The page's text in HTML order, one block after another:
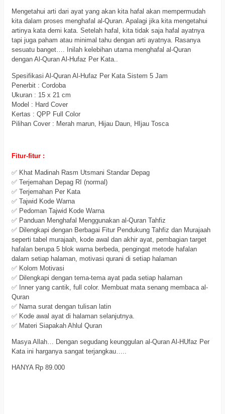
Mengetahui arti dari ayat yang akan kita hafal akan mempermudah
kita dalam proses menghafal al-Quran. Apalagi jika kita mengetahui
artinya kata demi kata. Setelah hafal, kita tidak saja hafal ayatnya
tapi juga paham atau minimal tahu dengan arti ayatnya. Rasanya
sesuatu banget…. Inilah kelebihan utama menghafal al-Quran
dengan Al-Quran Al-Hufaz Per Kata..
Spesifikasi Al-Quran Al-Hufaz Per Kata Sistem 5 Jam
Penerbit : Cordoba
Ukuran : 15 x 21 cm
Model : Hard Cover
Kertas : QPP Full Color
Pilihan Cover : Merah marun, Hijau Daun, HIjau Tosca
Fitur-fitur :
✅ Khat Madinah Rasm Utsmani Standar Depag
✅ Terjemahan Depag RI (normal)
✅ Terjemahan Per Kata
✅ Tajwid Kode Warna
✅ Pedoman Tajwid Kode Warna
✅ Panduan Menghafal Menggunakan al-Quran Tahfiz
✅ Dilengkapi dengan Berbagai Fitur Pendukung Tahfiz dan Murajaah
seperti tabel murajaah, kode awal dan akhir ayat, pembagian target
hafalan berupa 5 blok warna berbeda, pengingat metode hafalan
dalam setiap halaman, motivasi qurani di setiap halaman
✅ Kolom Motivasi
✅ Dilengkapi dengan tema-tema ayat pada setiap halaman
✅ Inner yang cantik, full color. Membuat mata senang membaca al-
Quran
✅ Nama surat dengan tulisan latin
✅ Kode awal ayat di halaman selanjutnya.
✅ Materi Siapakah Ahlul Quran
Masya Allah… Dengan segudang keunggulan al-Quran Al-HUfaz Per
Kata ini harganya sangat terjangkau…..
HANYA Rp 89.000